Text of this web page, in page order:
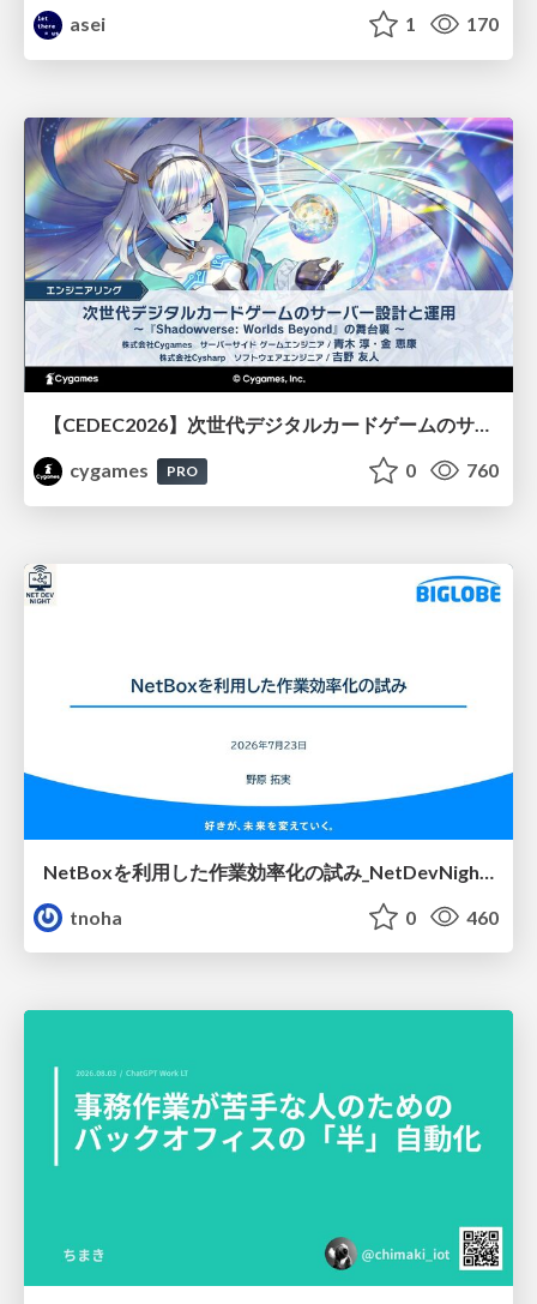
asei 1 170
【CEDEC2026】次世代デジタルカードゲームのサーバー設計と運用 〜『Shadowverse: Worlds Beyond』の舞台裏～
cygames
PRO 0 760
tnoha
0 460